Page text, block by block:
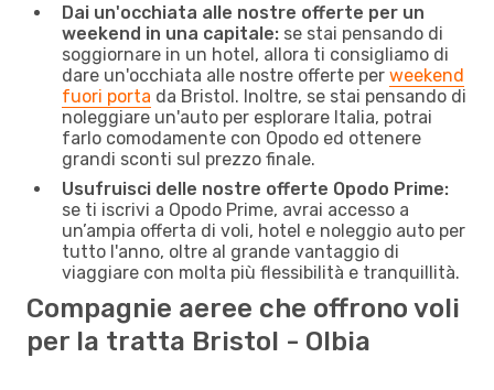
Dai un'occhiata alle nostre offerte per un
weekend in una capitale: se stai pensando di
soggiornare in un hotel, allora ti consigliamo di
dare un'occhiata alle nostre offerte per weekend
fuori porta da Bristol. Inoltre, se stai pensando di
noleggiare un'auto per esplorare Italia, potrai
farlo comodamente con Opodo ed ottenere
grandi sconti sul prezzo finale.
Usufruisci delle nostre offerte Opodo Prime:
se ti iscrivi a Opodo Prime, avrai accesso a
un’ampia offerta di voli, hotel e noleggio auto per
tutto l'anno, oltre al grande vantaggio di
viaggiare con molta più flessibilità e tranquillità.
Compagnie aeree che offrono voli
per la tratta Bristol - Olbia